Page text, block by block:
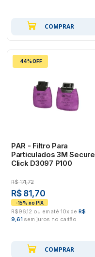
COMPRAR
44% OFF
PAR - Filtro Para
Particulados 3M Secure
Click D3097 P100
R$ 171,72
R$ 81,70
R$96,12 ou em até 10x de R$
9,61 sem juros no cartão
COMPRAR